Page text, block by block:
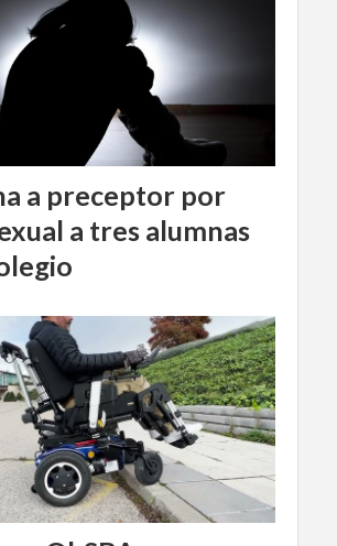
a preceptor por
a tres alumnas